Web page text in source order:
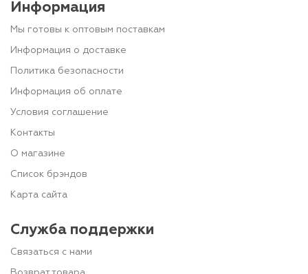
Информация
Мы готовы к оптовым поставкам
Информация о доставке
Политика безопасности
Информация об оплате
Условия соглашение
Контакты
О магазине
Список брэндов
Карта сайта
Служба поддержки
Связаться с нами